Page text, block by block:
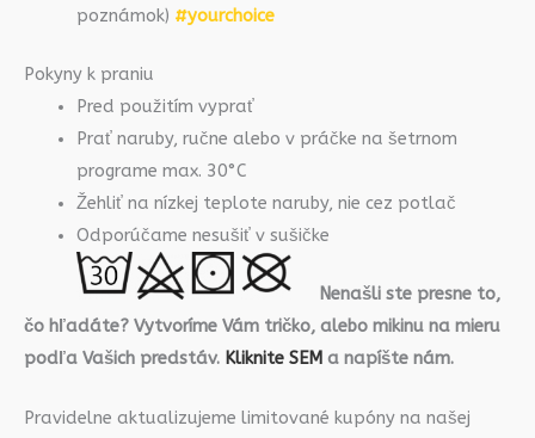
poznámok) #yourchoice
Pokyny k praniu
Pred použitím vyprať
Prať naruby, ručne alebo v práčke na šetrnom
programe max. 30°C
Žehliť na nízkej teplote naruby, nie cez potlač
Odporúčame nesušiť v sušičke
Nenašli ste presne to,
čo hľadáte? Vytvoríme Vám tričko, alebo mikinu na mieru
podľa Vašich predstáv. Kliknite SEM a napíšte nám.
Pravidelne aktualizujeme limitované kupóny na našej